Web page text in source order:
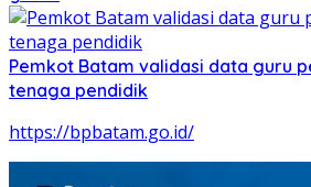
Pemkot Batam validasi data guru
tenaga pendidik
https://bpbatam.go.id/